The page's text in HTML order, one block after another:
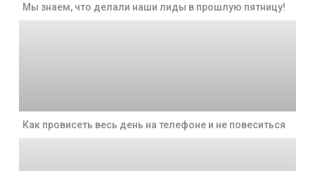
Мы знаем, что делали наши лиды в прошлую пятницу!
Как провисеть весь день на телефоне и не повеситься